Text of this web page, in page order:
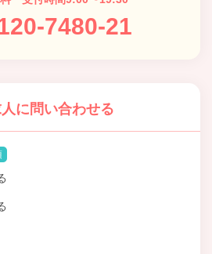
7480-21
に問い合わせる